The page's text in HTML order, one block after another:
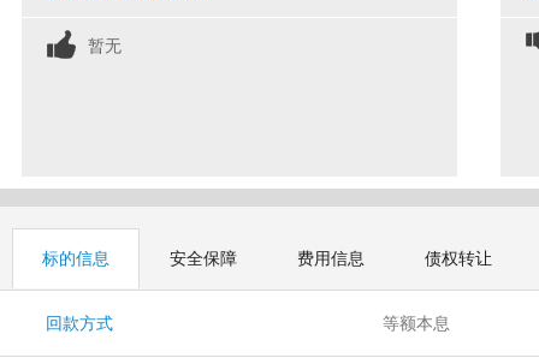
暂无
标的信息 安全保障 费用信息 债权转让
回款方式 等额本息